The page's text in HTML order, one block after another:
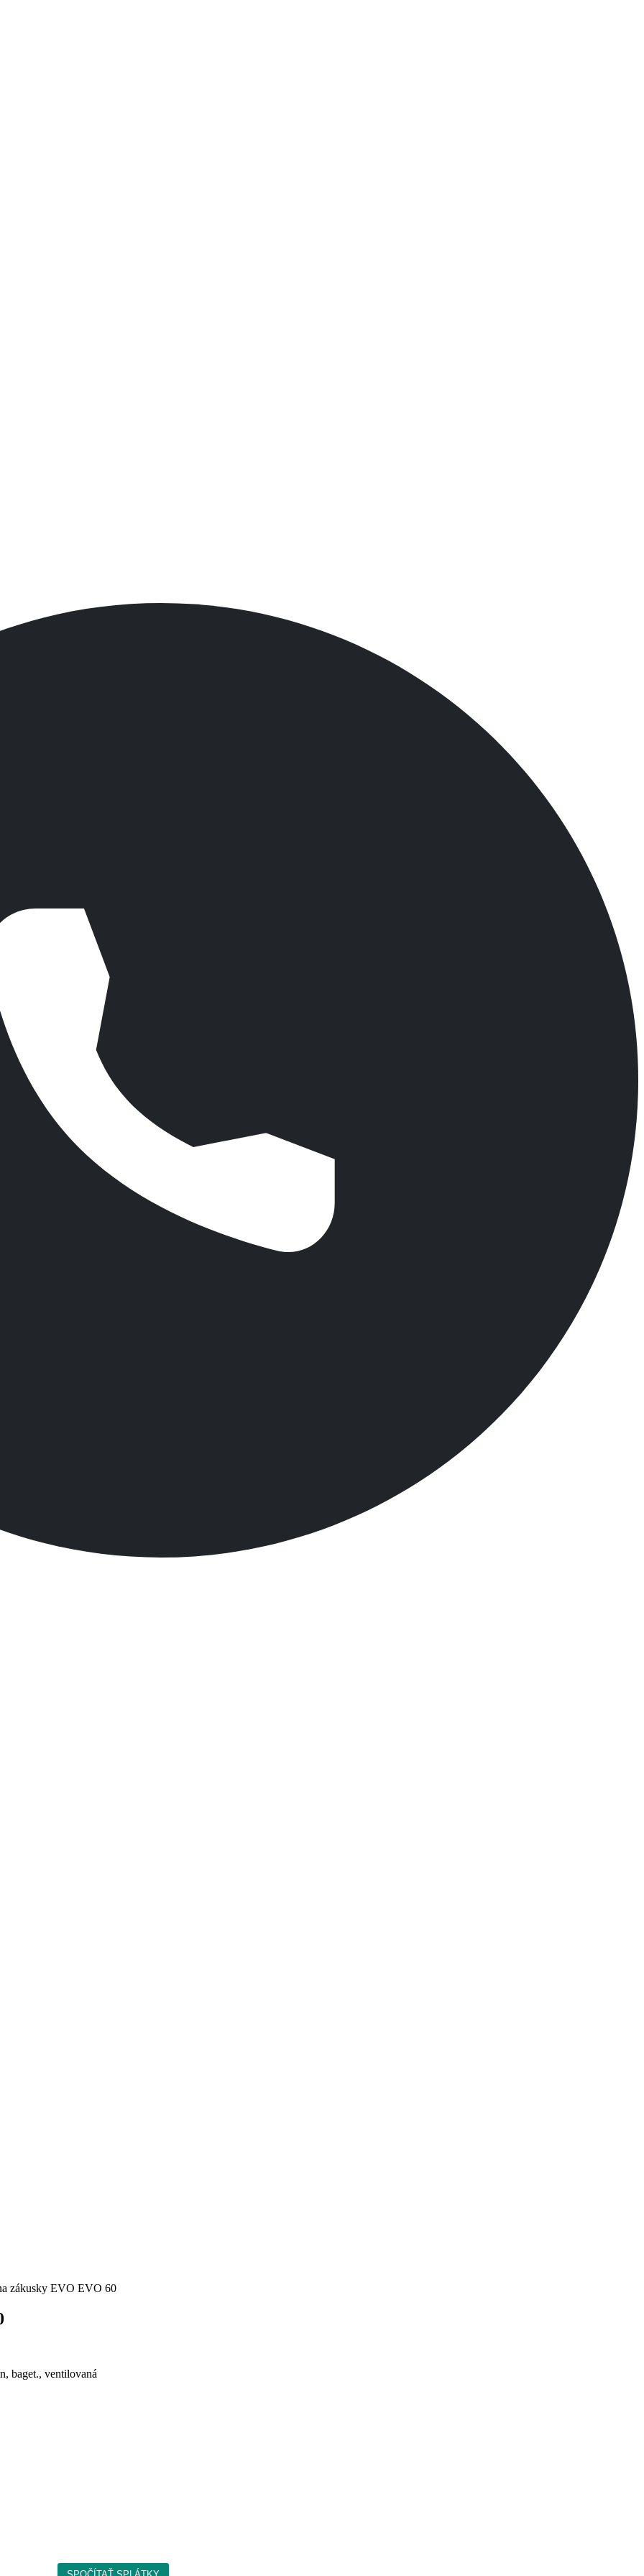
zákusky EVO EVO 60
baget., ventilovaná